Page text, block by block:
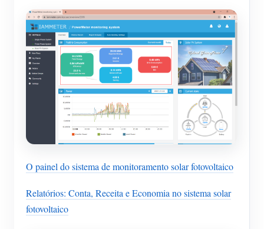
O painel do sistema de monitoramento solar fotovoltaico
Relatórios: Conta, Receita e Economia no sistema solar
fotovoltaico